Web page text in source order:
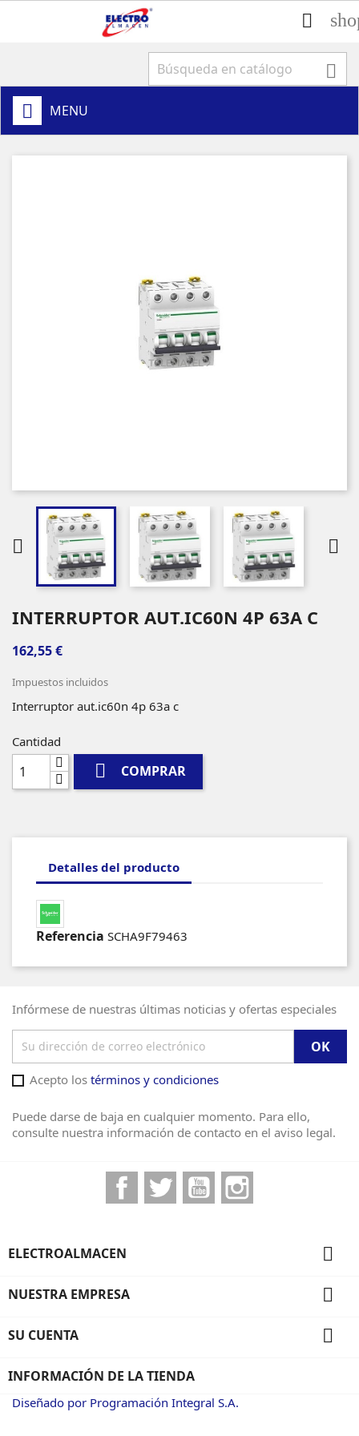


MENU
 
INTERRUPTOR AUT.IC60N 4P 63A C
162,55 €
Impuestos incluidos
Interruptor aut.ic60n 4p 63a c
Cantidad
 COMPRAR
Detalles del producto
Referencia SCHA9F79463
Infórmese de nuestras últimas noticias y ofertas especiales
Acepto los términos y condiciones
Puede darse de baja en cualquier momento. Para ello,
consulte nuestra información de contacto en el aviso legal.
FacebookTwitter YouTube
ELECTROALMACEN 
NUESTRA EMPRESA 
SU CUENTA 
INFORMACIÓN DE LA TIENDA
Diseñado por Programación Integral S.A.